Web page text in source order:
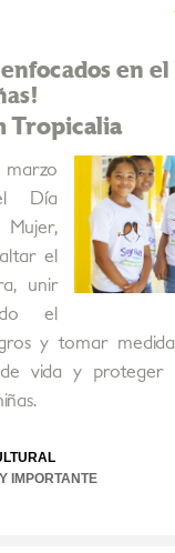
en
Tropicalia
Día
Mujer,
el
unir
el
y tomar
vida y proteger
IMPORTANTE